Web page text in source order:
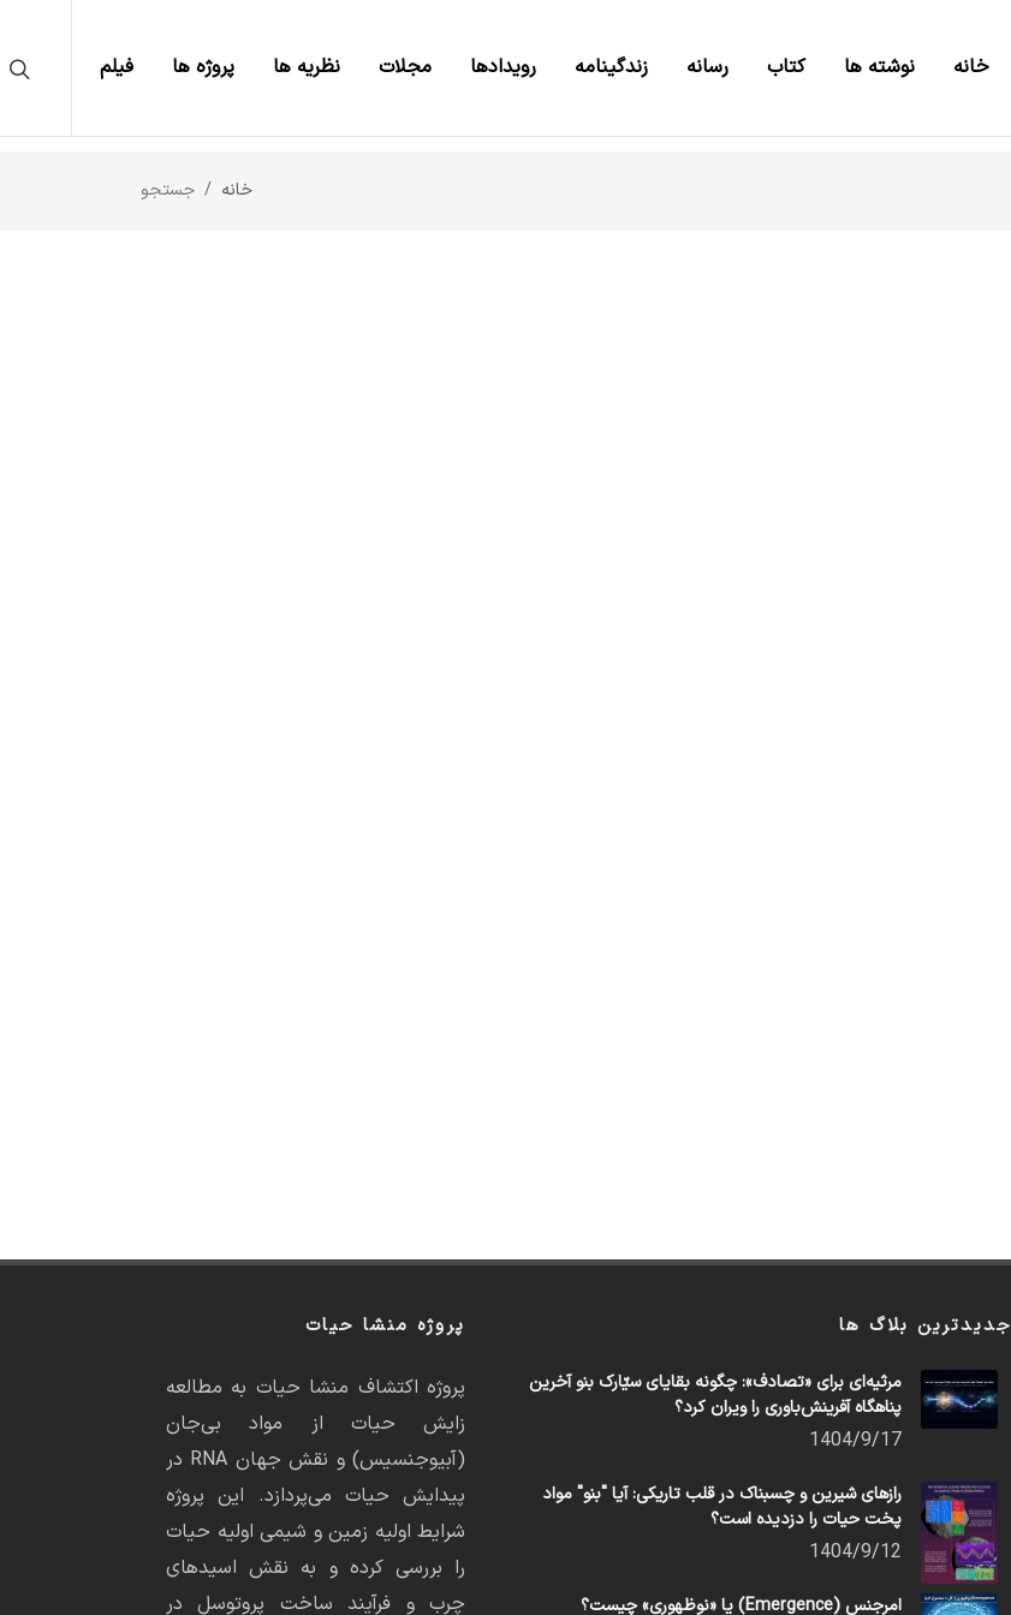
خانه نوشته ها کتاب رسانه زندگینامه رویدادها مجلات نظریه ها پروژه ها فیلم
خانه جستجو
جدیدترین بلاگ ها
مرثیه‌ای برای «تصادف»: چگونه بقایای سیّارک بنو آخرین
پناهگاه آفرینش‌باوری را ویران کرد؟
1404/9/17
رازهای شیرین و چسبناک در قلب تاریکی: آیا "بنو" مواد
پخت حیات را دزدیده است؟
1404/9/12
امرجنس (Emergence) یا «نوظهوری» چیست؟
پروژه منشا حیات
پروژه اکتشاف منشا حیات به مطالعه
زایش حیات از مواد بی‌جان
(آبیوجنسیس) و نقش جهان RNA در
پیدایش حیات می‌پردازد. این پروژه
شرایط اولیه زمین و شیمی اولیه حیات
را بررسی کرده و به نقش اسیدهای
چرب و فرآیند ساخت پروتوسل در